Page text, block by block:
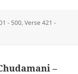
- 500,Verse 421 -
–